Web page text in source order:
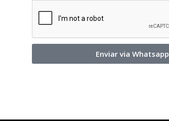
Enviar via Whatsapp